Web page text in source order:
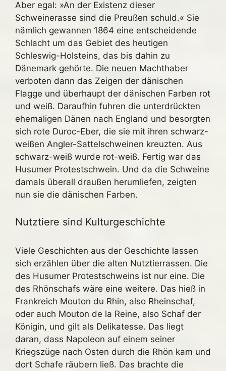
Aber egal: »An der Existenz dieser
Schweinerasse sind die Preußen schuld.« Sie
nämlich gewannen 1864 eine entscheidende
Schlacht um das Gebiet des heutigen
Schleswig-Holsteins, das bis dahin zu
Dänemark gehörte. Die neuen Machthaber
verboten dann das Zeigen der dänischen
Flagge und überhaupt der dänischen Farben rot
und weiß. Daraufhin fuhren die unterdrückten
ehemaligen Dänen nach England und besorgten
sich rote Duroc-Eber, die sie mit ihren schwarz-
weißen Angler-Sattelschweinen kreuzten. Aus
schwarz-weiß wurde rot-weiß. Fertig war das
Husumer Protestschwein. Und da die Schweine
damals überall draußen herumliefen, zeigten
nun sie die dänischen Farben.
Nutztiere sind Kulturgeschichte
Viele Geschichten aus der Geschichte lassen
sich erzählen über die alten Nutztierrassen. Die
des Husumer Protestschweins ist nur eine. Die
des Rhönschafs wäre eine weitere. Das hieß in
Frankreich Mouton du Rhin, also Rheinschaf,
oder auch Mouton de la Reine, also Schaf der
Königin, und gilt als Delikatesse. Das liegt
daran, dass Napoleon auf einem seiner
Kriegszüge nach Osten durch die Rhön kam und
dort Schafe räubern ließ. Das brachte die